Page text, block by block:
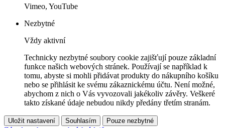
Vimeo, YouTube
Nezbytné
Vždy aktivní
Technicky nezbytné soubory cookie zajišťují pouze základní
funkce našich webových stránek. Používají se například k
tomu, abyste si mohli přidávat produkty do nákupního košíku
nebo se přihlásit ke svému zákaznickému účtu. Není možné,
abychom z nich o Vás vyvozovali jakékoliv závěry. Veškeré
takto získané údaje nebudou nikdy předány třetím stranám.
Uložit nastavení Souhlasím Pouze nezbytné